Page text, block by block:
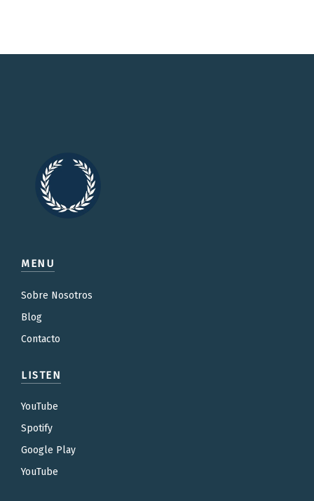
MENU
Sobre Nosotros
Blog
Contacto
LISTEN
YouTube
Spotify
Google Play
YouTube